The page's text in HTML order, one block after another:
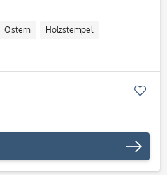
Ostern Holzstempel